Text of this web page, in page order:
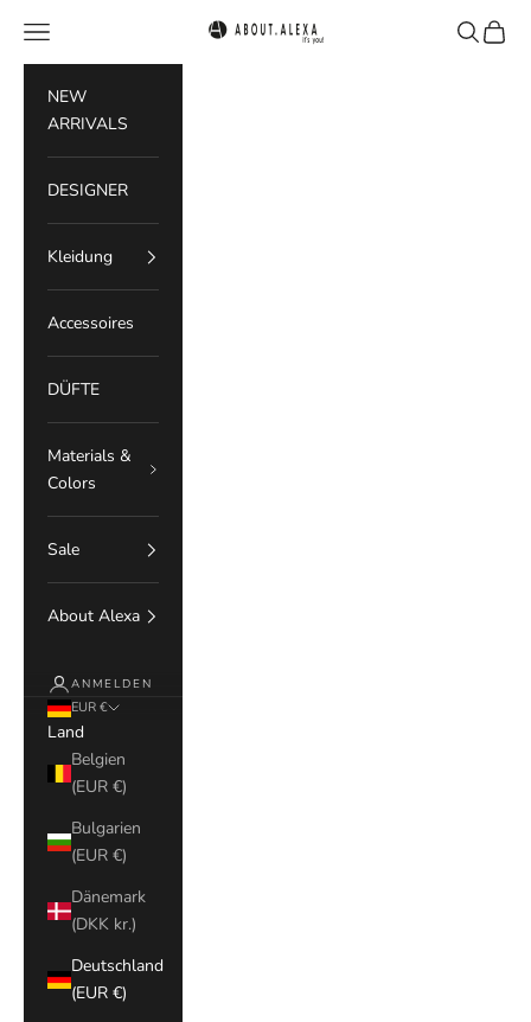
ABOUT.ALEXA
Menü Suchen
NEW
ARRIVALS
DESIGNER
Kleidung
Accessoires
DÜFTE
Materials &
Colors
Sale
About Alexa
ANMELDEN
EUR €
Land
Belgien
(EUR €)
Bulgarien
(EUR €)
Dänemark
(DKK kr.)
Deutschland
(EUR €)